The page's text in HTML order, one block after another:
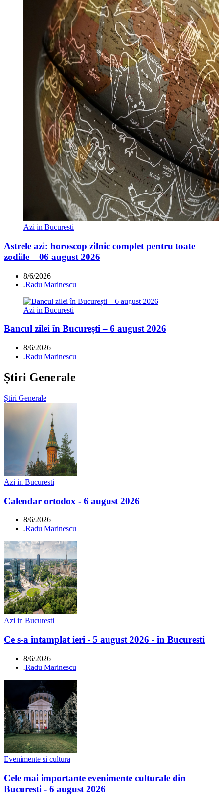
Azi in Bucuresti
Astrele azi: horoscop zilnic complet pentru toate
zodiile – 06 august 2026
8/6/2026
.Radu Marinescu
Azi in Bucuresti
Bancul zilei în București – 6 august 2026
8/6/2026
.Radu Marinescu
Știri Generale
Știri Generale
Azi in Bucuresti
Calendar ortodox - 6 august 2026
8/6/2026
.Radu Marinescu
Azi in Bucuresti
Ce s-a întamplat ieri - 5 august 2026 - în Bucuresti
8/6/2026
.Radu Marinescu
Evenimente si cultura
Cele mai importante evenimente culturale din
Bucuresti - 6 august 2026